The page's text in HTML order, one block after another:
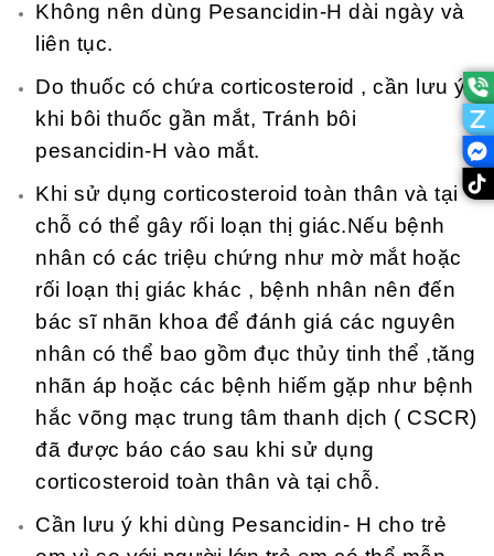
Không nên dùng Pesancidin-H dài ngày và
liên tục.
Do thuốc có chứa corticosteroid , cần lưu ý
khi bôi thuốc gần mắt, Tránh bôi
pesancidin-H vào mắt.
Khi sử dụng corticosteroid toàn thân và tại
chỗ có thể gây rối loạn thị giác.Nếu bệnh
nhân có các triệu chứng như mờ mắt hoặc
rối loạn thị giác khác , bệnh nhân nên đến
bác sĩ nhãn khoa để đánh giá các nguyên
nhân có thể bao gồm đục thủy tinh thể ,tăng
nhãn áp hoặc các bệnh hiếm gặp như bệnh
hắc võng mạc trung tâm thanh dịch ( CSCR)
đã được báo cáo sau khi sử dụng
corticosteroid toàn thân và tại chỗ.
Cần lưu ý khi dùng Pesancidin- H cho trẻ